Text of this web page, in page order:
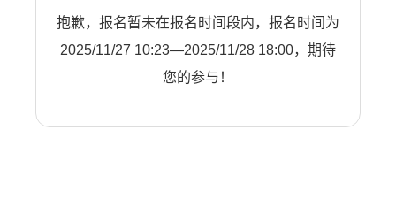
抱歉，报名暂未在报名时间段内，报名时间为
2025/11/27 10:23—2025/11/28 18:00，期待
您的参与！